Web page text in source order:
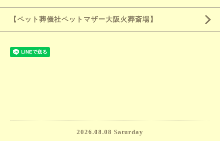
【ペット葬儀社ペットマザー大阪火葬斎場】
2026.08.08 Saturday